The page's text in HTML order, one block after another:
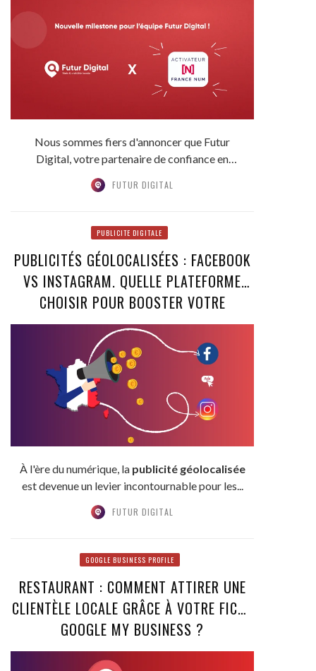
Nous sommes fiers d'annoncer que Futur
Digital, votre partenaire de confiance en
FUTUR DIGITAL
PUBLICITE DIGITALE
PUBLICITÉS GÉOLOCALISÉES : FACEBOOK
VS INSTAGRAM. QUELLE PLATEFORME
CHOISIR POUR BOOSTER VOTRE
VISIBILITÉ LOCALE ?
À l'ère du numérique, la publicité géolocalisée
est devenue un levier incontournable pour les...
FUTUR DIGITAL
GOOGLE BUSINESS PROFILE
RESTAURANT : COMMENT ATTIRER UNE
CLIENTÈLE LOCALE GRÂCE À VOTRE FICHE
GOOGLE MY BUSINESS ?